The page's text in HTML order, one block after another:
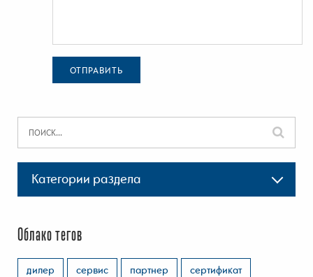
ОТПРАВИТЬ
Категории раздела
Облако тегов
дилер сервис партнер
сертификат